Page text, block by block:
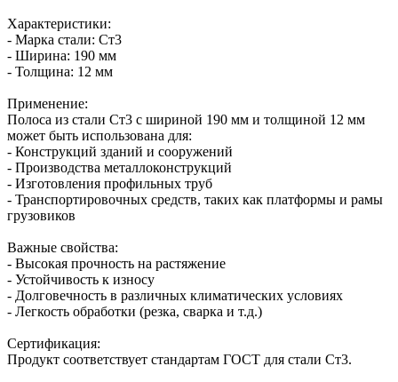
Характеристики:
- Марка стали: Ст3
- Ширина: 190 мм
- Толщина: 12 мм
Применение:
Полоса из стали Ст3 с шириной 190 мм и толщиной 12 мм
может быть использована для:
- Конструкций зданий и сооружений
- Производства металлоконструкций
- Изготовления профильных труб
- Транспортировочных средств, таких как платформы и рамы
грузовиков
Важные свойства:
- Высокая прочность на растяжение
- Устойчивость к износу
- Долговечность в различных климатических условиях
- Легкость обработки (резка, сварка и т.д.)
Сертификация:
Продукт соответствует стандартам ГОСТ для стали Ст3.